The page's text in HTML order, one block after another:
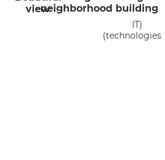
building
(IT
technologies)
neighborhood
view